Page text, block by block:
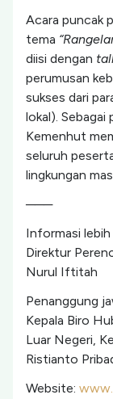
Acara puncak
tema
diisi dengan
perumusan
sukses dari
lokal).
Kemenhut
seluruh
lingkungan
───
Informasi
Direktur
Nurul Iftitah
Penanggung
Kepala Biro
Luar Negeri,
Ristianto
Website: